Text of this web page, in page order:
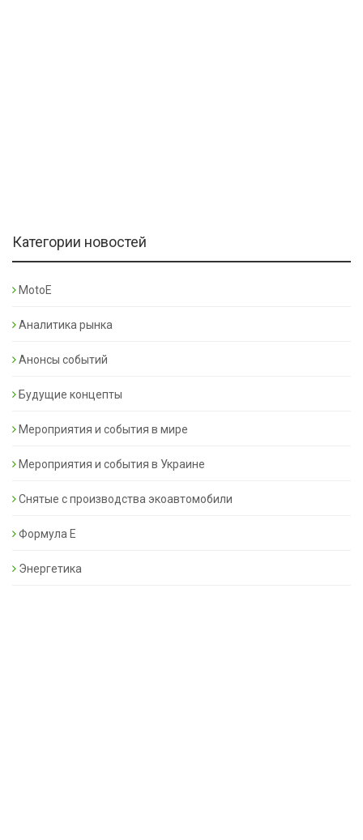
Категории новостей
MotoE
Аналитика рынка
Анонсы событий
Будущие концепты
Мероприятия и события в мире
Мероприятия и события в Украине
Снятые с производства экоавтомобили
Формула Е
Энергетика